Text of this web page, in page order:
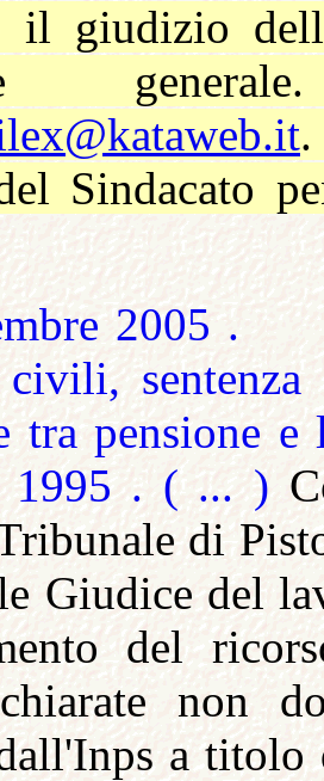
il giudizio
Sindacato
2005 .
civili,
tra pensione
1995 . ( ... )
di
Giudice del
del
non
a